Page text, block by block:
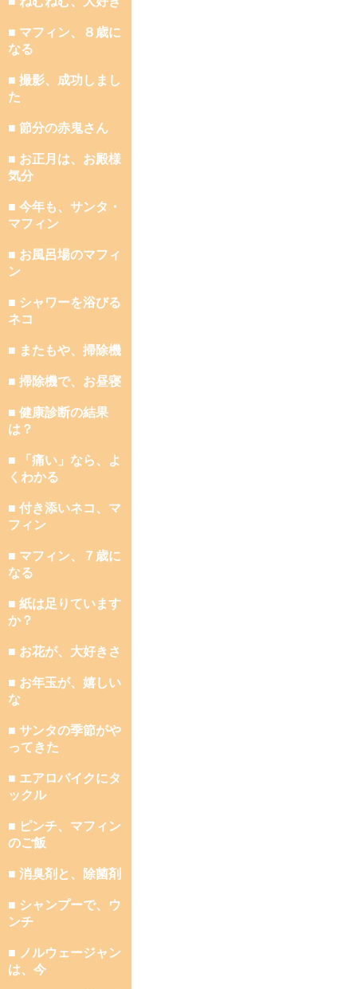
■ マフィン、８歳に
なる
■ 撮影、成功しまし
た
■ 節分の赤鬼さん
■ お正月は、お殿様
気分
■ 今年も、サンタ・
マフィン
■ お風呂場のマフィ
ン
■ シャワーを浴びる
ネコ
■ またもや、掃除機
■ 掃除機で、お昼寝
■ 健康診断の結果
は？
■ 「痛い」なら、よ
くわかる
■ 付き添いネコ、マ
フィン
■ マフィン、７歳に
なる
■ 紙は足りています
か？
■ お花が、大好きさ
■ お年玉が、嬉しい
な
■ サンタの季節がや
ってきた
■ エアロバイクにタ
ックル
■ ピンチ、マフィン
のご飯
■ 消臭剤と、除菌剤
■ シャンプーで、ウ
ンチ
■ ノルウェージャン
は、今